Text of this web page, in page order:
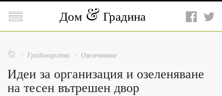
 Дом Градина
  Градинарство  Озеленяване
Идеи за организация и озеленяване
на тесен вътрешен двор